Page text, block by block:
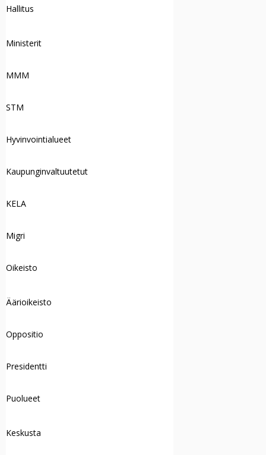
Hallitus
Ministerit
MMM
STM
Hyvinvointialueet
Kaupunginvaltuutetut
KELA
Migri
Oikeisto
Äärioikeisto
Oppositio
Presidentti
Puolueet
Keskusta